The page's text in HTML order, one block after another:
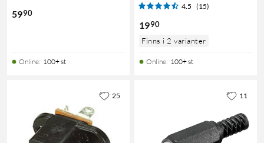
5990
Online: 100+ st
4.5 (15)
1990
Finns i 2 varianter
Online: 100+ st
25 11